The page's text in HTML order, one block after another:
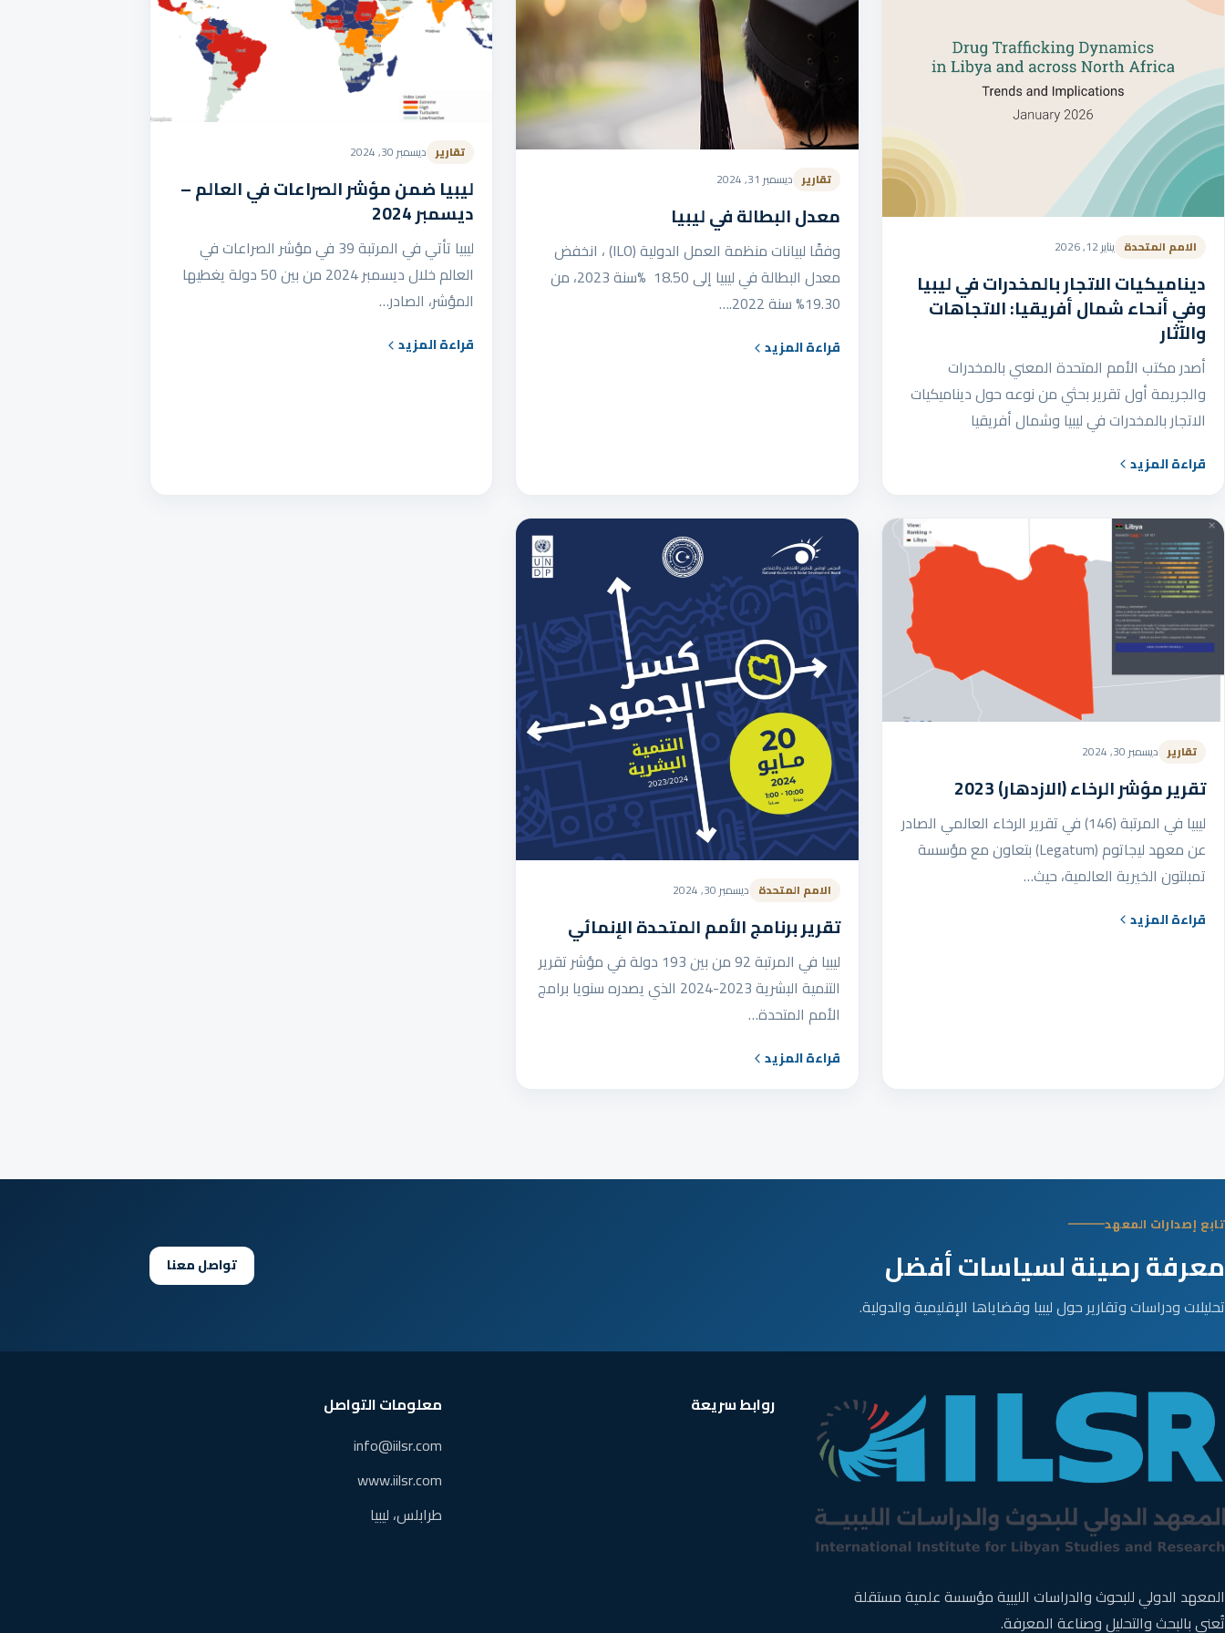
الامم المتحدة يناير 12, 2026
ديناميكيات الاتجار بالمخدرات في ليبيا
وفي أنحاء شمال أفريقيا: الاتجاهات
والآثار
أصدر مكتب الأمم المتحدة المعني بالمخدرات
والجريمة أول تقرير بحثي من نوعه حول ديناميكيات
الاتجار بالمخدرات في ليبيا وشمال أفريقيا
قراءة المزيد
تقارير ديسمبر 31, 2024
معدل البطالة في ليبيا
وفقًا لبيانات منظمة العمل الدولية (ILO) ، انخفض
معدل البطالة في ليبيا إلى 18.50 %سنة 2023، من
19.30% سنة 2022.…
قراءة المزيد
تقارير ديسمبر 30, 2024
ليبيا ضمن مؤشر الصراعات في العالم –
ديسمبر 2024
ليبيا تأتي في المرتبة 39 في مؤشر الصراعات في
العالم خلال ديسمبر 2024 من بين 50 دولة يغطيها
المؤشر، الصادر…
قراءة المزيد
تقارير ديسمبر 30, 2024
تقرير مؤشر الرخاء (الازدهار) 2023
ليبيا في المرتبة (146) في تقرير الرخاء العالمي الصادر
عن معهد ليجاتوم (Legatum) بتعاون مع مؤسسة
تمبلتون الخيرية العالمية، حيث…
قراءة المزيد
الامم المتحدة ديسمبر 30, 2024
تقرير برنامج الأمم المتحدة الإنمائي
ليبيا في المرتبة 92 من بين 193 دولة في مؤشر تقرير
التنمية البشرية 2023-2024 الذي يصدره سنويا برامج
الأمم المتحدة…
قراءة المزيد
تابع إصدارات المعهد
معرفة رصينة لسياسات أفضل
تحليلات ودراسات وتقارير حول ليبيا وقضاياها الإقليمية والدولية.
تواصل معنا
المعهد الدولي للبحوث والدراسات الليبية مؤسسة علمية مستقلة
تُعنى بالبحث والتحليل وصناعة المعرفة.
روابط سريعة
معلومات التواصل
info@iilsr.com
www.iilsr.com
طرابلس، ليبيا